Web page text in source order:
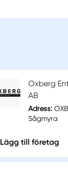
Oxberg
AB
Adress:
Sågmyra
Lägg till företag